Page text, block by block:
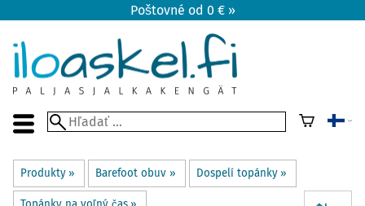
Poštovné od 0 € »
Produkty ‪» Barefoot obuv ‪» Dospelí topánky ‪»